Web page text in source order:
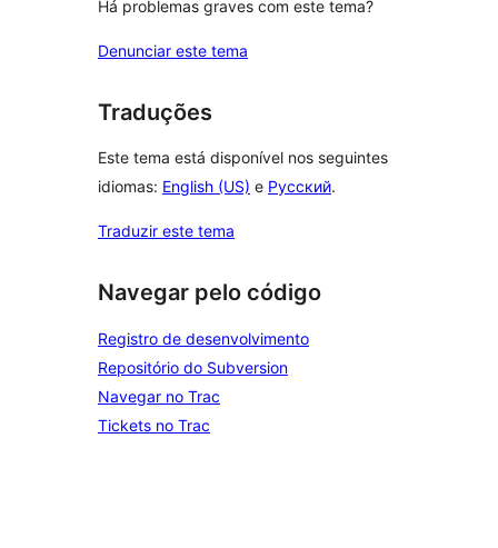
Há problemas graves com este tema?
Denunciar este tema
Traduções
Este tema está disponível nos seguintes
idiomas: English (US) e Русский.
Traduzir este tema
Navegar pelo código
Registro de desenvolvimento
Repositório do Subversion
Navegar no Trac
Tickets no Trac